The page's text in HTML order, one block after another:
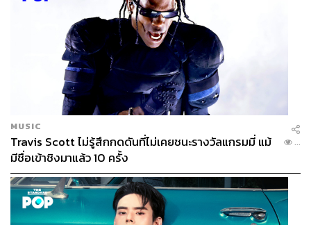
MUSIC
Travis Scott ไม่รู้สึกกดดันที่ไม่เคยชนะรางวัลแกรมมี่ แม้
มีชื่อเข้าชิงมาแล้ว 10 ครั้ง
...